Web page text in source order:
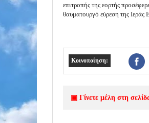
επιτροπής της εορτής
θαυματουργό εύρεση της Ιεράς
Κοινοποίηση:
▣ Γίνετε μέλη στη